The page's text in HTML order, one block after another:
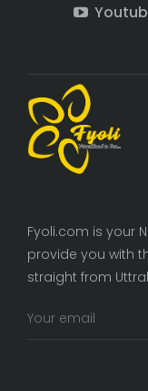
Fyoli.com is your
provide you with
straight from